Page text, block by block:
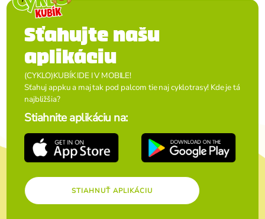
Sťahujte našu
aplikáciu
(CYKLO)KUBÍK IDE I V MOBILE!
Sťahuj appku a maj tak pod palcom tie naj cyklotrasy! Kde je tá
najbližšia?
Stiahnite aplikáciu na:
STIAHNUŤ APLIKÁCIU